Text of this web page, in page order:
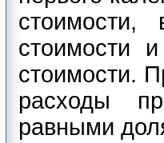
стоимости,
стоимости
стоимости.
расходы
равными